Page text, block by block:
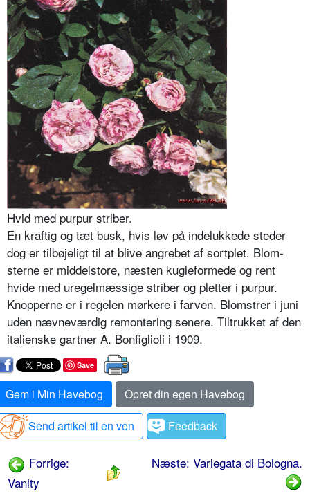
Hvid med purpur striber.
En kraftig og tæt busk, hvis løv på indelukkede steder
dog er tilbøjeligt til at blive angrebet af sortplet. Blom­
sterne er middelstore, næsten kugleformede og rent
hvide med uregelmæssige striber og pletter i purpur.
Knopperne er i regelen mørkere i farven. Blomstrer i juni
uden nævneværdig remontering senere. Tiltruk­ket af den
italienske gartner A. Bonfiglioli i 1909.
Save
Gem i Min Havebog
Opret din egen Havebog
Send artikel til en ven
Feedback
Forrige:
Vanity
Næste: Variegata di Bologna.